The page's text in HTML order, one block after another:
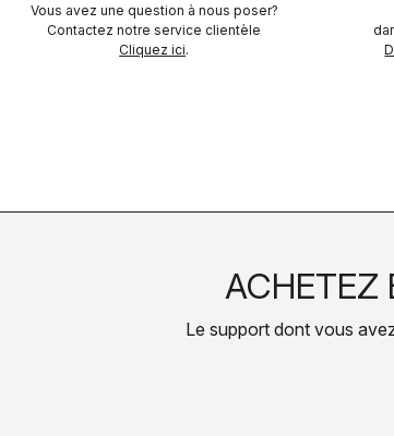
Vous avez une question à nous poser?
Contactez notre service clientèle
Cliquez ici.
ACHETEZ
Le support dont vous